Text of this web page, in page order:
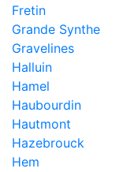
Fretin
Grande Synthe
Gravelines
Halluin
Hamel
Haubourdin
Hautmont
Hazebrouck
Hem